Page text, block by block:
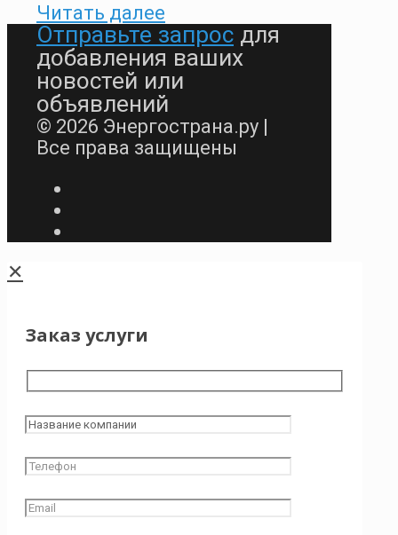
Читать далее
Отправьте запрос для
добавления ваших
новостей или
объявлений
© 2026 Энергострана.ру |
Все права защищены
✕
Заказ услуги